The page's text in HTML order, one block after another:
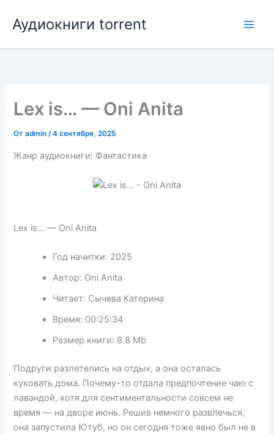
содержимому
Аудиокниги torrent
Lex is… — Oni Anita
Отadmin/4 сентября, 2025
Жанр аудиокниги: Фантастика
Lex is… — Oni Anita
Год начитки: 2025
Автор: Oni Anita
Читает: Сычева Катерина
Время: 00:25:34
Размер книги: 8.8 Mb
Подруги разлетелись на отдых, а она осталась
куковать дома. Почему-то отдала предпочтение чаю с
лавандой, хотя для сентиментальности совсем не
время — на дворе июнь. Решив немного развлечься,
она запустила Ютуб, но он сегодня тоже явно был не в